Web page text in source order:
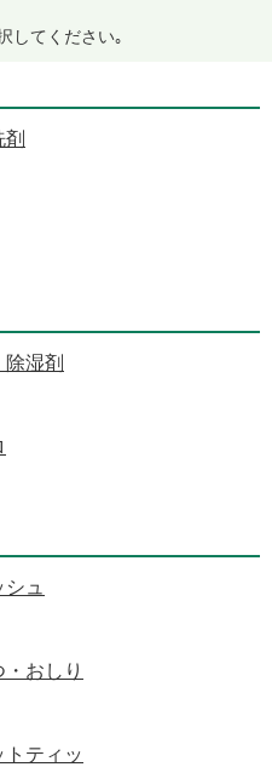
してください｡
剤
除湿剤
ュ
・おしり
トティッ